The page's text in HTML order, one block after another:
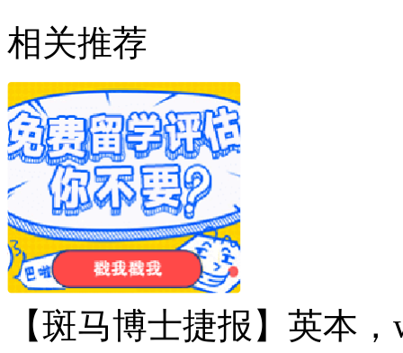
相关推荐
【斑马博士捷报】英本